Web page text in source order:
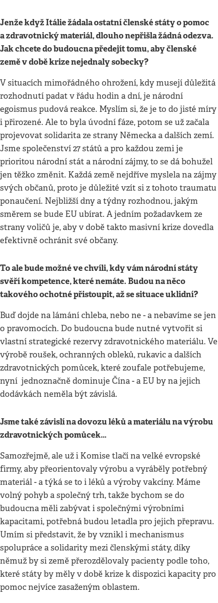
Jenže když Itálie žádala ostatní členské státy o pomoc
a zdravotnický materiál, dlouho nepřišla žádná odezva.
Jak chcete do budoucna předejít tomu, aby členské
země v době krize nejednaly sobecky?
V situacích mimořádného ohrožení, kdy musejí důležitá
rozhodnutí padat v řádu hodin a dní, je národní
egoismus pudová reakce. Myslím si, že je to do jisté míry
i přirozené. Ale to byla úvodní fáze, potom se už začala
projevovat solidarita ze strany Německa a dalších zemí.
Jsme společenství 27 států a pro každou zemi je
prioritou národní stát a národní zájmy, to se dá bohužel
jen těžko změnit. Každá země nejdříve myslela na zájmy
svých občanů, proto je důležité vzít si z tohoto traumatu
ponaučení. Nejbližší dny a týdny rozhodnou, jakým
směrem se bude EU ubírat. A jedním požadavkem ze
strany voličů je, aby v době takto masivní krize dovedla
efektivně ochránit své občany.
To ale bude možné ve chvíli, kdy vám národní státy
svěří kompetence, které nemáte. Budou na něco
takového ochotné přistoupit, až se situace uklidní?
Buď dojde na lámání chleba, nebo ne - a nebavíme se jen
o pravomocích. Do budoucna bude nutné vytvořit si
vlastní strategické rezervy zdravotnického materiálu. Ve
výrobě roušek, ochranných obleků, rukavic a dalších
zdravotnických pomůcek, které zoufale potřebujeme,
nyní jednoznačně dominuje Čína - a EU by na jejich
dodávkách neměla být závislá.
Jsme také závislí na dovozu léků a materiálu na výrobu
zdravotnických pomůcek…
Samozřejmě, ale už i Komise tlačí na velké evropské
firmy, aby přeorientovaly výrobu a vyráběly potřebný
materiál - a týká se to i léků a výroby vakcíny. Máme
volný pohyb a společný trh, takže bychom se do
budoucna měli zabývat i společnými výrobními
kapacitami, potřebná budou letadla pro jejich přepravu.
Umím si představit, že by vznikl i mechanismus
spolupráce a solidarity mezi členskými státy, díky
němuž by si země přerozdělovaly pacienty podle toho,
které státy by měly v době krize k dispozici kapacity pro
pomoc nejvíce zasaženým oblastem.